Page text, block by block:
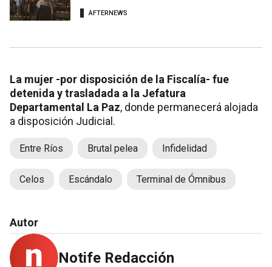
AFTERNEWS
La mujer -por disposición de la Fiscalía- fue
detenida y trasladada a la Jefatura
Departamental La Paz, donde permanecerá alojada
a disposición Judicial.
Entre Ríos Brutal pelea Infidelidad
Celos Escándalo Terminal de Ómnibus
Autor
Notife Redacción